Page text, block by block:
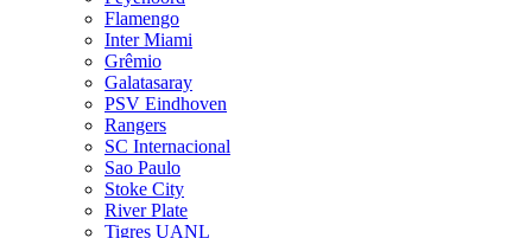
Flamengo
Inter Miami
Grêmio
Galatasaray
PSV Eindhoven
Rangers
SC Internacional
Sao Paulo
Stoke City
River Plate
Tigres UANL